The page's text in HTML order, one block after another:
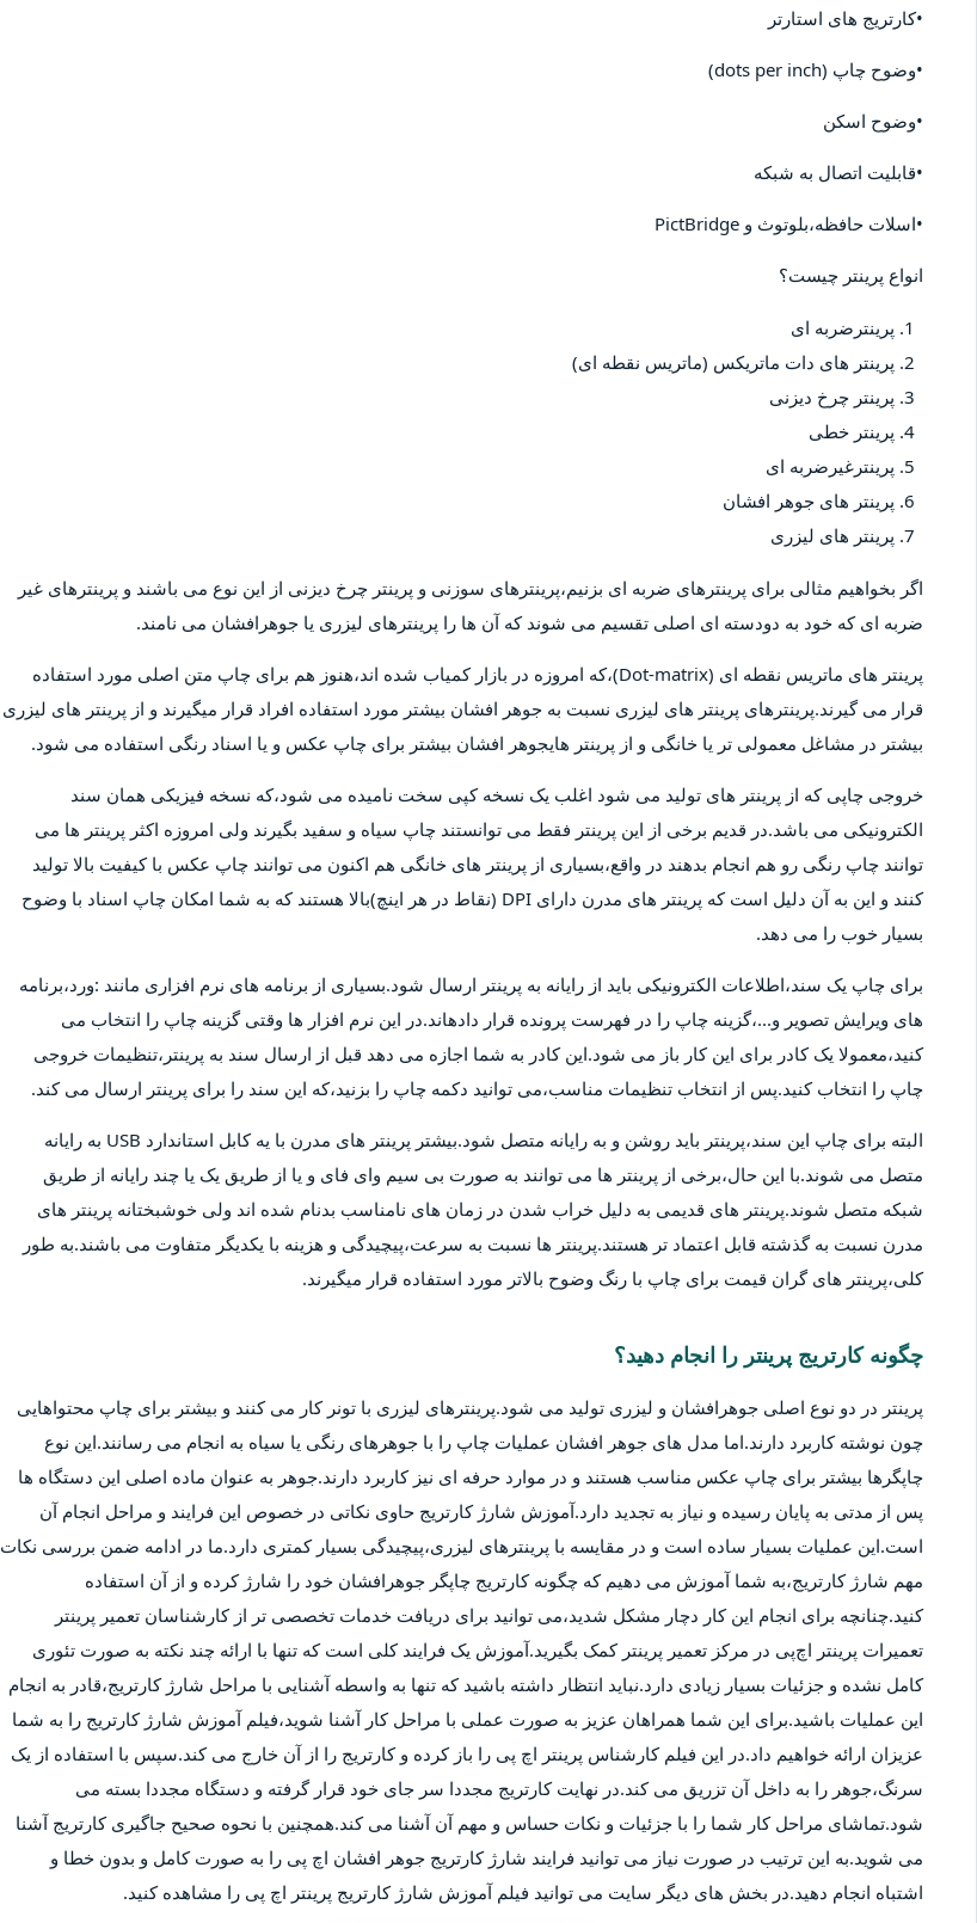
•کارتریج های استارتر
•وضوح چاپ (dots per inch)
•وضوح اسکن
•قابلیت اتصال به شبکه
•اسلات حافظه،بلوتوث و PictBridge
انواع پرینتر چیست؟
پرینترضربه ای
پرینتر های دات ماتریکس (ماتریس نقطه ای)
پرینتر چرخ دیزنی
پرینتر خطی
پرینترغیرضربه ای
پرینتر های جوهر افشان
پرینتر های لیزری
اگر بخواهیم مثالی برای پرینترهای ضربه ای بزنیم،پرینترهای سوزنی و پرینتر چرخ دیزنی از این نوع می باشند و پرینترهای غیر
ضربه ای که خود به دودسته ای اصلی تقسیم می شوند که آن ها را پرینترهای لیزری یا جوهرافشان می نامند.
پرینتر های ماتریس نقطه ای (Dot-matrix)،که امروزه در بازار کمیاب شده اند،هنوز هم برای چاپ متن اصلی مورد استفاده
قرار می گیرند.پرینترهای پرینتر های لیزری نسبت به جوهر افشان بیشتر مورد استفاده افراد قرار میگیرند و از پرینتر های لیزری
بیشتر در مشاغل معمولی تر یا خانگی و از پرینتر هایجوهر افشان بیشتر برای چاپ عکس و یا اسناد رنگی استفاده می شود.
خروجی چاپی که از پرینتر های تولید می شود اغلب یک نسخه کپی سخت نامیده می شود،که نسخه فیزیکی همان سند
الکترونیکی می باشد.در قدیم برخی از این پرینتر فقط می توانستند چاپ سیاه و سفید بگیرند ولی امروزه اکثر پرینتر ها می
توانند چاپ رنگی رو هم انجام بدهند در واقع،بسیاری از پرینتر های خانگی هم اکنون می توانند چاپ عکس با کیفیت بالا تولید
کنند و این به آن دلیل است که پرینتر های مدرن دارای DPI (نقاط در هر اینچ)بالا هستند که به شما امکان چاپ اسناد با وضوح
بسیار خوب را می دهد.
برای چاپ یک سند،اطلاعات الکترونیکی باید از رایانه به پرینتر ارسال شود.بسیاری از برنامه های نرم افزاری مانند :ورد،برنامه
های ویرایش تصویر و...،گزینه چاپ را در فهرست پرونده قرار دادهاند.در این نرم افزار ها وقتی گزینه چاپ را انتخاب می
کنید،معمولا یک کادر برای این کار باز می شود.این کادر به شما اجازه می دهد قبل از ارسال سند به پرینتر،تنظیمات خروجی
چاپ را انتخاب کنید.پس از انتخاب تنظیمات مناسب،می توانید دکمه چاپ را بزنید،که این سند را برای پرینتر ارسال می کند.
البته برای چاپ این سند،پرینتر باید روشن و به رایانه متصل شود.بیشتر پرینتر های مدرن با یه کابل استاندارد USB به رایانه
متصل می شوند.با این حال،برخی از پرینتر ها می توانند به صورت بی سیم وای فای و یا از طریق یک یا چند رایانه از طریق
شبکه متصل شوند.پرینتر های قدیمی به دلیل خراب شدن در زمان های نامناسب بدنام شده اند ولی خوشبختانه پرینتر های
مدرن نسبت به گذشته قابل اعتماد تر هستند.پرینتر ها نسبت به سرعت،پیچیدگی و هزینه با یکدیگر متفاوت می باشند.به طور
کلی،پرینتر های گران قیمت برای چاپ با رنگ وضوح بالاتر مورد استفاده قرار میگیرند.
چگونه کارتریج پرینتر را انجام دهید؟
پرینتر در دو نوع اصلی جوهرافشان و لیزری تولید می شود.پرینترهای لیزری با تونر کار می کنند و بیشتر برای چاپ محتواهایی
چون نوشته کاربرد دارند.اما مدل های جوهر افشان عملیات چاپ را با جوهرهای رنگی یا سیاه به انجام می رسانند.این نوع
چاپگرها بیشتر برای چاپ عکس مناسب هستند و در موارد حرفه ای نیز کاربرد دارند.جوهر به عنوان ماده اصلی این دستگاه ها
پس از مدتی به پایان رسیده و نیاز به تجدید دارد.آموزش شارژ کارتریج حاوی نکاتی در خصوص این فرایند و مراحل انجام آن
است.این عملیات بسیار ساده است و در مقایسه با پرینترهای لیزری،پیچیدگی بسیار کمتری دارد.ما در ادامه ضمن بررسی نکات
مهم شارژ کارتریج،به شما آموزش می دهیم که چگونه کارتریج چاپگر جوهرافشان خود را شارژ کرده و از آن استفاده
کنید.چنانچه برای انجام این کار دچار مشکل شدید،می توانید برای دریافت خدمات تخصصی تر از کارشناسان تعمیر پرینتر
تعمیرات پرینتر اچ‌پی در مرکز تعمیر پرینتر کمک بگیرید.آموزش یک فرایند کلی است که تنها با ارائه چند نکته به صورت تئوری
کامل نشده و جزئیات بسیار زیادی دارد.نباید انتظار داشته باشید که تنها به واسطه آشنایی با مراحل شارژ کارتریج،قادر به انجام
این عملیات باشید.برای این شما همراهان عزیز به صورت عملی با مراحل کار آشنا شوید،فیلم آموزش شارژ کارتریج را به شما
عزیزان ارائه خواهیم داد.در این فیلم کارشناس پرینتر اچ پی را باز کرده و کارتریج را از آن خارج می کند.سپس با استفاده از یک
سرنگ،جوهر را به داخل آن تزریق می کند.در نهایت کارتریج مجددا سر جای خود قرار گرفته و دستگاه مجددا بسته می
شود.تماشای مراحل کار شما را با جزئیات و نکات حساس و مهم آن آشنا می کند.همچنین با نحوه صحیح جاگیری کارتریج آشنا
می شوید.به این ترتیب در صورت نیاز می توانید فرایند شارژ کارتریج جوهر افشان اچ پی را به صورت کامل و بدون خطا و
اشتباه انجام دهید.در بخش های دیگر سایت می توانید فیلم آموزش شارژ کارتریج پرینتر اچ پی را مشاهده کنید.